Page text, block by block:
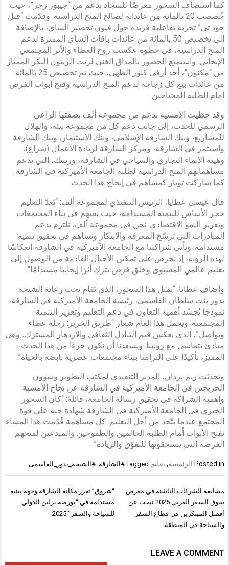
كما استضاف السحور معرضًا للسجاد بدعم من “جيبور رجز”، حيث
خُصصت 20 بالمائة من عائداته لصالح المنح الدراسية. وقدّمت “فيل
جود تي” تجربة تفاعلية فريدة حول فنون تحضير الشاي، بالإضافة
إلى تخصيص 50 بالمائة من عائدات باقات الشاي المميزة لدعم
المنح الدراسية، في خطوة عكست روح العطاء والأثر المجتمعي
الإيجابي. واستمتع الحضور بالمذاق الغني لزيت الزيتون البكر الممتاز
من “مكنون”، أحد أرقى كنوز الطهي، حيث تم تخصيص 25 بالمائة
من عائدات بيع كل زجاجة لدعم المنح الدراسية وفتح أبواب الفرص
أمام الطلبة المحتاجين.
وقد حظيت الأمسية بدعم من مجموعة ألف بصفتها الراعي
الرسمي للحدث، إلى جانب دعم كل من مجموعة بيئة، والهلال
للمشاريع، وبنك الشارقة الإسلامي، وبنك الاستثمار، وبنك الشارقة
واستثمر في الشارقة، ومركز الشارقة لريادة الأعمال (شراع)،
وهيئة الإنماء التجاري والسياحي في الشارقة، ورينتك، التي تدعم
مساهماتهم المنح الدراسية لطلبة الجامعة الأميركية في الشارقة.
كما شاركت توباز كمساهم في إنجاح هذا الحدث.
قال عيسى عطايا، الرئيس التنفيذي لمجموعة ألف: “يُعدّ التعليم
حجر الأساس للتنمية المستدامة، حيث يسهم في بناء المجتمعات
وتعزيز النمو الاقتصادي. نحن في مجموعة ألف، نلتزم بدعم
المبادرات التي ترسّخ المعرفة والابتكار ونساهم في تحقيق تنمية
مستدامة. وتأتي شراكتنا مع الجامعة الأميركية في الشارقة انعكاسًا
لهذه الرؤية، إذ نحرص على تمكين الأجيال القادمة من الوصول إلى
تعليم عالمي المستوى وخلق فرص تترك أثرًا إيجابيًا مستدامًا”.
وأضاف عطايا: “يمثل هذا السحور، الذي يُقام تحت رعاية الشيخة
بدور بنت سلطان القاسمي، رئيسة الجامعة الأميركية في الشارقة،
نموذجًا يُجسّد أهمية التعاون في دعم التعليم وتعزيز التنمية
المجتمعية. ويحمل هذا العام شعار “طريق الحرير: رحلة عطاء
وتواصل”، الذي يعكس قيم التبادل الثقافي والازدهار المشترك، وهي
مبادئ تتماشى مع رؤيتنا. ويسعدنا أن نكون جزءًا من هذا الحدث
المميز، تأكيدًا على التزامنا ببناء مجتمعات عصرية نابضة بالحياة”.
وتحدثت ريم بردان، المدير التنفيذي لمكتب التطوير وشؤون
الخريجين في الجامعة الأميركية في الشارقة عن نجاح الأمسية
وأهمية الشراكة في تحقيق رسالة الجامعة، قائلةً: “كان السحور
الخيري في الجامعة الأميركية في الشارقة شهادة حية على قوة
المجتمع عندما يتّحد من أجل التعليم. كل مساهمة قُدّمت هذا المساء
تفتح الأبواب أمام الطلبة الحالمين والطموحين والمبدعين لمنحهم
الفرصة التي يستحقونها للتفوّق والريادة”.
Posted in الرئيسية,تعليم Tagged #الشارقة ,#الشيخة_بدور_القاسمى
تصفّح
المقالات
“شروق” تعزز مكانة الشارقة وجهة بيئية
مستدامة في “بورصة برلين الدولي
للسياحة والسفر” 2025
مسابقة الشركات الناشئة في معرض
سوق السفر العربي 2025 تبحث عن
أفضل المبتكرين في قطاع السفر
والسياحة في المنطقة
LEAVE A COMMENT